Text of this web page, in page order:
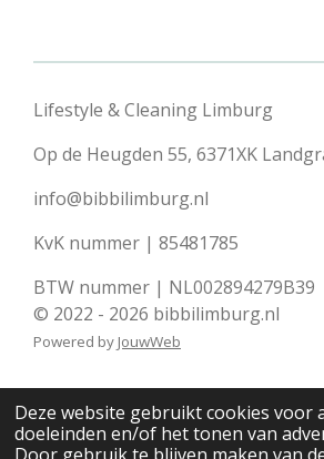
Deze website gebruikt cookies voor
doeleinden en/of het tonen van
Lifestyle & Cleaning Limburg
Op de Heugden 55, 6371XK
info@bibbilimburg.nl
KvK nummer | 85481785
BTW nummer | NL002894279B39
© 2022 - 2026 bibbilimburg.nl
Powered by JouwWeb